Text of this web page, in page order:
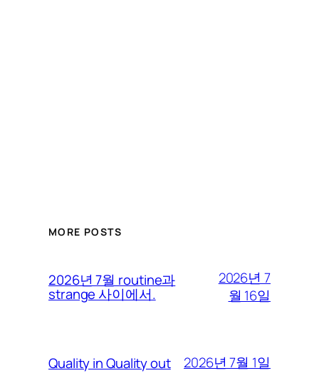
MORE POSTS
2026년 7월 routine과
strange 사이에서.
2026년 7
월 16일
Quality in Quality out 2026년 7월 1일